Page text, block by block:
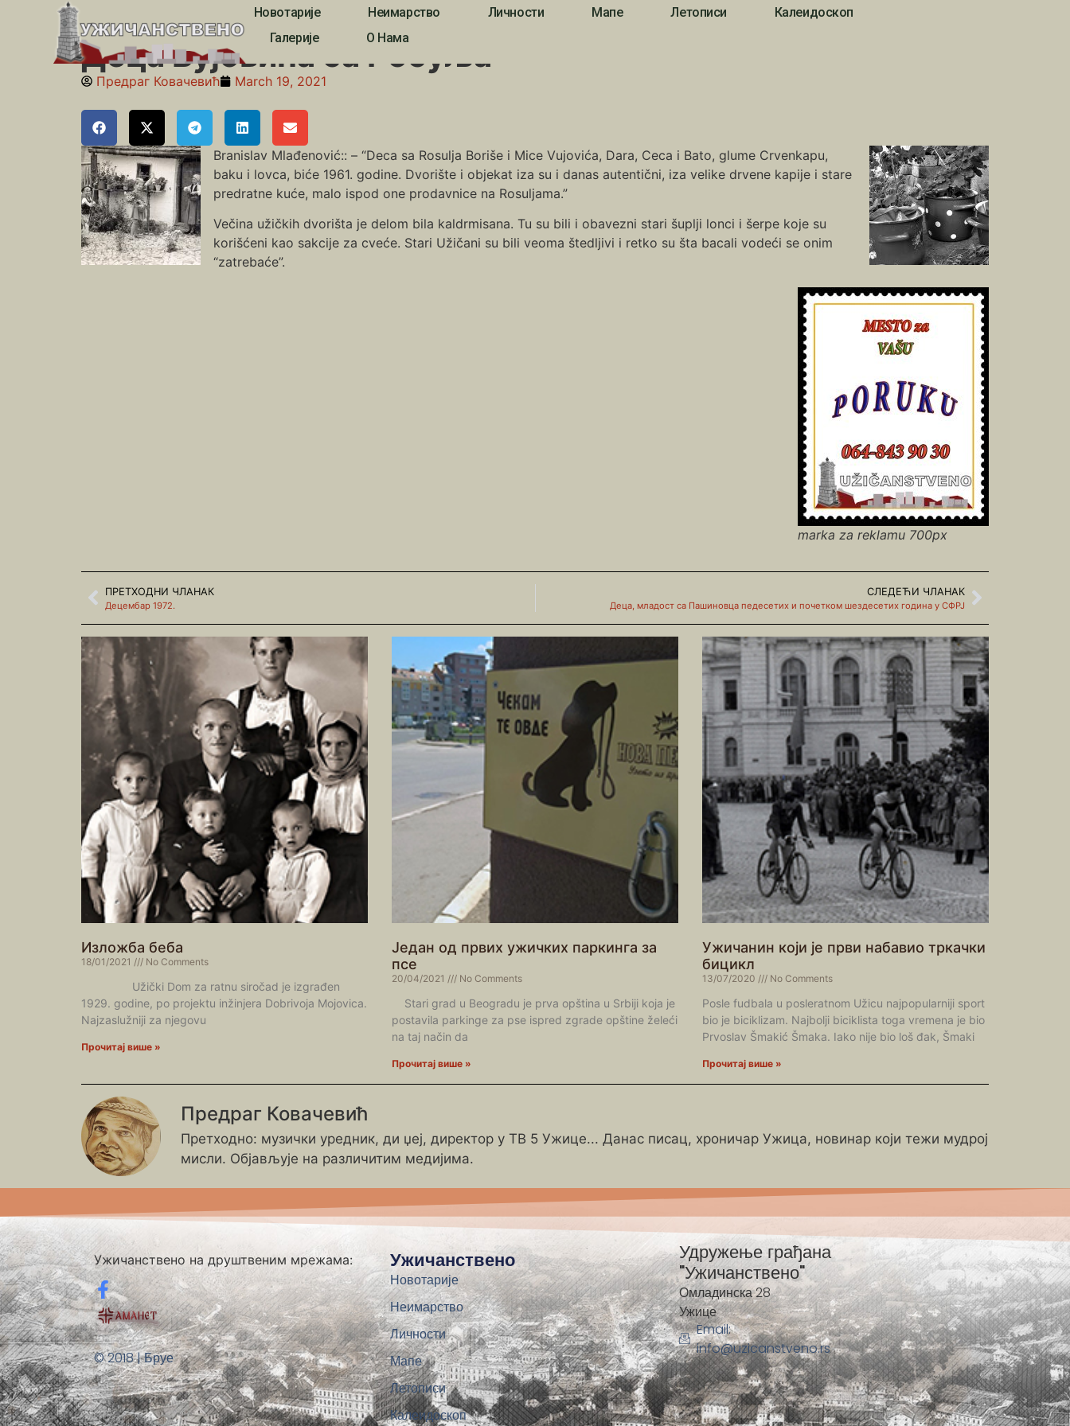
Новотарије Неимарство Личности Мапе Летописи
Калеидоскоп
Галерије
О Нама
Деца Вујовића са Росуља
Деца Вујовића са Росуља
Предраг Ковачевић March 19, 2021
Branislav Mlađenović:: – “Deca sa Rosulja Boriše i Mice Vujovića, Dara, Ceca i Bato, glume Crvenkapu,
baku i lovca, biće 1961. godine. Dvorište i objekat iza su i danas autentični, iza velike drvene kapije i stare
predratne kuće, malo ispod one prodavnice na Rosuljama.”
Večina užičkih dvorišta je delom bila kaldrmisana. Tu su bili i obavezni stari šuplji lonci i šerpe koje su
korišćeni kao sakcije za cveće. Stari Užičani su bili veoma štedljivi i retko su šta bacali vodeći se onim
“zatrebaće”.
marka za reklamu 700px
ПРЕТХОДНИ ЧЛАНАК
Децембар 1972.
СЛЕДЕЋИ ЧЛАНАК
Деца, младост са Пашиновца педесетих и почетком шездесетих година у СФРЈ
Изложба беба
18/01/2021 No Comments
Užički Dom za ratnu siročad je izgrađen
1929. godine, po projektu inžinjera Dobrivoja Mojovica.
Najzaslužniji za njegovu
Прочитај више »
Један од првих ужичких паркинга за
псе
20/04/2021 No Comments
Stari grad u Beogradu je prva opština u Srbiji koja je
postavila parkinge za pse ispred zgrade opštine želeći
na taj način da
Прочитај више »
Ужичанин који је први набавио тркачки
бицикл
13/07/2020 No Comments
Posle fudbala u posleratnom Užicu najpopularniji sport
bio je biciklizam. Najbolji biciklista toga vremena je bio
Prvoslav Šmakić Šmaka. Iako nije bio loš đak, Šmaki
Прочитај више »
Предраг Ковачевић
Претходно: музички уредник, ди џеј, директор у ТВ 5 Ужице... Данас писац, хроничар Ужица, новинар који тежи мудрој
мисли. Објављује на различитим медијима.
Ужичанствено на друштвеним мрежама:
© 2018 | Бруе
Ужичанствено
Новотарије
Неимарство
Личности
Мапе
Летописи
Калеидоскоп
Удружење грађана
"Ужичанствено"
Омладинска 28
Ужице
Email:
info@uzicanstveno.rs